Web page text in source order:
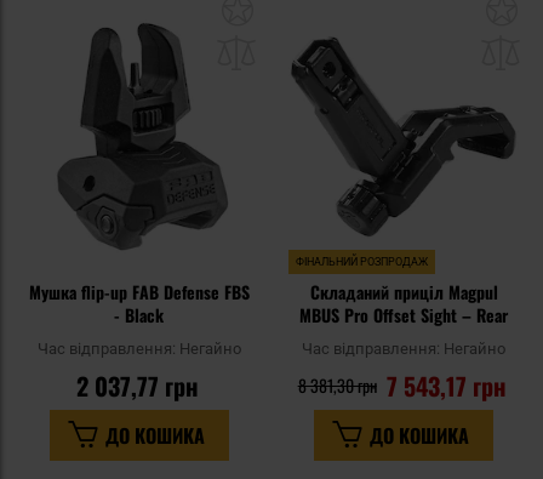
списку
уподобань
Мушка flip-up FAB Defense FBS
- Black
Час відправлення: Негайно
2 037,77 грн
ДО КОШИКА
ФІНАЛЬНИЙ РОЗПРОДАЖ
Складаний приціл Magpul
MBUS Pro Offset Sight – Rear
Час відправлення: Негайно
7 543,17 грн
8 381,30 грн
ДО КОШИКА